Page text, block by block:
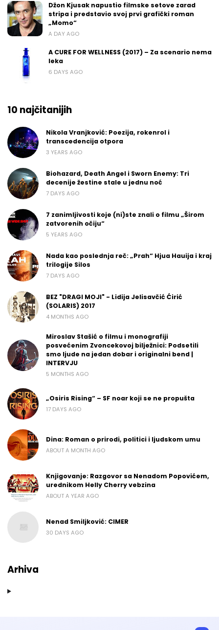
Džon Kjusak napustio filmske setove zarad
stripa i predstavio svoj prvi grafički roman
„Momo“
A DAY AGO
A CURE FOR WELLNESS (2017) – Za scenario nema
leka
6 DAYS AGO
10 najčitanijih
Nikola Vranjković: Poezija, rokenrol i
transcedencija otpora
3 YEARS AGO
Biohazard, Death Angel i Sworn Enemy: Tri
decenije žestine stale u jednu noć
7 DAYS AGO
7 zanimljivosti koje (ni)ste znali o filmu „Širom
zatvorenih očiju“
5 YEARS AGO
Nada kao poslednja reč: „Prah“ Hjua Hauija i kraj
trilogije Silos
7 DAYS AGO
BEZ "DRAGI MOJI" - Lidija Jelisavčić Ćirić
(SOLARIS) 2017
4 MONTHS AGO
Miroslav Stašić o filmu i monografiji
posvećenim Zvoncekovoj bilježnici: Podsetili
smo ljude na jedan dobar i originalni bend |
INTERVJU
5 MONTHS AGO
„Osiris Rising“ – SF noar koji se ne propušta
17 DAYS AGO
Dina: Roman o prirodi, politici i ljudskom umu
ABOUT A MONTH AGO
Knjigovanje: Razgovor sa Nenadom Popovićem,
urednikom Helly Cherry vebzina
ABOUT A YEAR AGO
Nenad Smiljković: CIMER
30 DAYS AGO
Arhiva